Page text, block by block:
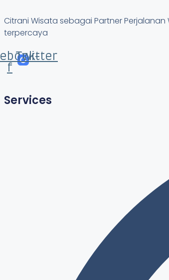
Citrani Wisata sebagai Partner
terpercaya
f
Twitter
Services